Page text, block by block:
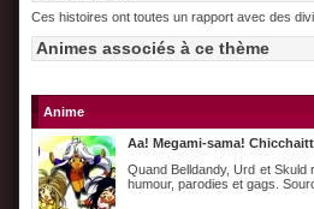
Ces histoires ont toutes un rapport avec des
Animes associés à ce thème
Anime
Aa! Megami-sama!
Quand Belldandy, Urd et Skuld
humour, parodies et gags.